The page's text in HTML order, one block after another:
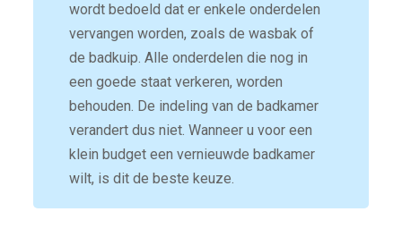
wordt bedoeld dat er enkele onderdelen
vervangen worden, zoals de wasbak of
de badkuip. Alle onderdelen die nog in
een goede staat verkeren, worden
behouden. De indeling van de badkamer
verandert dus niet. Wanneer u voor een
klein budget een vernieuwde badkamer
wilt, is dit de beste keuze.